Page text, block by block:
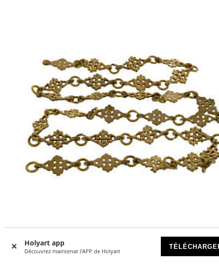
Holyart app
Découvrez maintenat l'APP de Holyart
Chaîne laiton 1 m pour lampe suspension
DISPONIBLE